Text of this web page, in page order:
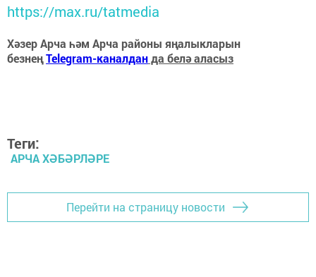
https://max.ru/tatmedia
Хәзер Арча һәм Арча районы яңалыкларын
безнеңTelegram-каналданда белә аласыз
Теги:
АРЧА ХӘБӘРЛӘРЕ
Перейти на страницу новости